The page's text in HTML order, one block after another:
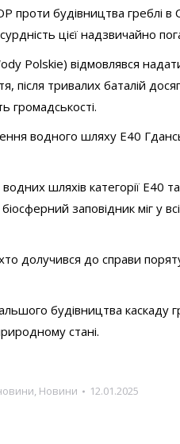
проти будівництва греблі в
цієї надзвичайно
Polskie) відмовлявся
тривалих баталій
громадськості.
водного шляху Е40
шляхів категорії Е40
заповідник міг у
долучився до справи
будівництва
стані.
, Новини 12.01.2025